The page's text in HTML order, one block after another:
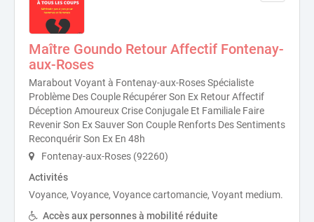
Maître Goundo Retour Affectif Fontenay-
aux-Roses
Marabout Voyant à Fontenay-aux-Roses Spécialiste
Problème Des Couple Récupérer Son Ex Retour Affectif
Déception Amoureux Crise Conjugale Et Familiale Faire
Revenir Son Ex Sauver Son Couple Renforts Des Sentiments
Reconquérir Son Ex En 48h
Fontenay-aux-Roses (92260)
Activités
Voyance, Voyance, Voyance cartomancie, Voyant medium.
Accès aux personnes à mobilité réduite